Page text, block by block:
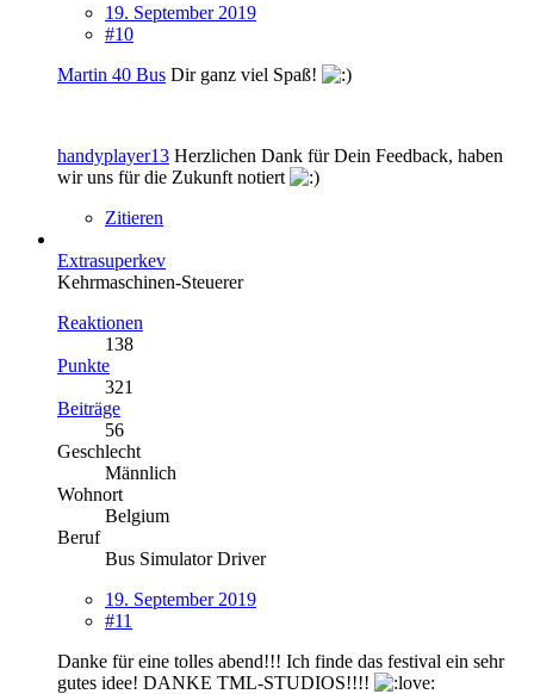
19. September 2019
#10
Martin 40 Bus Dir ganz viel Spaß!
handyplayer13 Herzlichen Dank für Dein Feedback, haben
wir uns für die Zukunft notiert
Zitieren
Extrasuperkev
Kehrmaschinen-Steuerer
Reaktionen
138
Punkte
321
Beiträge
56
Geschlecht
Männlich
Wohnort
Belgium
Beruf
Bus Simulator Driver
19. September 2019
#11
Danke für eine tolles abend!!! Ich finde das festival ein sehr
gutes idee! DANKE TML-STUDIOS!!!!